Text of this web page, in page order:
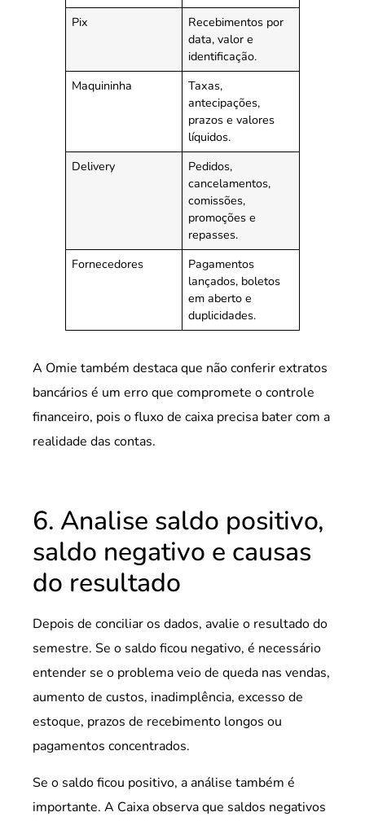
Pix
Recebimentos por
data, valor e
identificação.
Maquininha
Taxas,
antecipações,
prazos e valores
líquidos.
Delivery
Pedidos,
cancelamentos,
comissões,
promoções e
repasses.
Fornecedores
Pagamentos
lançados, boletos
em aberto e
duplicidades.
A Omie também destaca que não conferir extratos
bancários é um erro que compromete o controle
financeiro, pois o fluxo de caixa precisa bater com a
realidade das contas.
6. Analise saldo positivo,
saldo negativo e causas
do resultado
Depois de conciliar os dados, avalie o resultado do
semestre. Se o saldo ficou negativo, é necessário
entender se o problema veio de queda nas vendas,
aumento de custos, inadimplência, excesso de
estoque, prazos de recebimento longos ou
pagamentos concentrados.
Se o saldo ficou positivo, a análise também é
importante. A Caixa observa que saldos negativos